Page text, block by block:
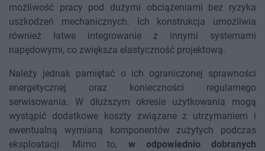
możliwość pracy pod dużymi obciążeniami bez ryzyka
uszkodzeń mechanicznych. Ich konstrukcja umożliwia
również łatwe integrowanie z innymi systemami
napędowymi, co zwiększa elastyczność projektową.
Należy jednak pamiętać o ich ograniczonej sprawności
energetycznej oraz konieczności regularnego
serwisowania. W dłuższym okresie użytkowania mogą
wystąpić dodatkowe koszty związane z utrzymaniem i
ewentualną wymianą komponentów zużytych podczas
eksploatacji. Mimo to, w odpowiednio dobranych